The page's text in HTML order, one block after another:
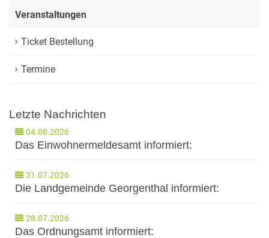
Veranstaltungen
Ticket Bestellung
Termine
Letzte Nachrichten
04.08.2026
Das Einwohnermeldesamt informiert:
31.07.2026
Die Landgemeinde Georgenthal informiert:
28.07.2026
Das Ordnungsamt informiert: